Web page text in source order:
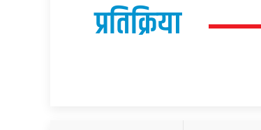
प्रतिक्रिया